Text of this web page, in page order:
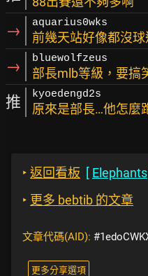
→ aquarius0wks
前幾天站好像都沒
→ bluewolfzeus
部長mlb等級，要搞
推 kyoedengd2s
原來是部長…他怎麼
‣ 返回看板 [ Elephants
‣ 更多 bebtib 的文章
文章代碼(AID):
更多分享選項